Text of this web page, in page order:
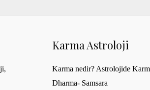
Karma Astroloji
Karma nedir? Astrolojide
Dharma- Samsara